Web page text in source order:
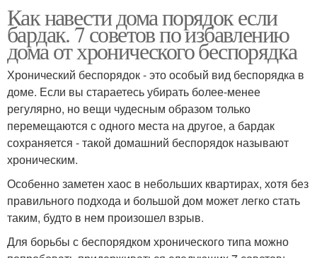
Как навести дома порядок если
бардак. 7 советов по избавлению
дома от хронического беспорядка
Хронический беспорядок - это особый вид беспорядка в
доме. Если вы стараетесь убирать более-менее
регулярно, но вещи чудесным образом только
перемещаются с одного места на другое, а бардак
сохраняется - такой домашний беспорядок называют
хроническим.
Особенно заметен хаос в небольших квартирах, хотя без
правильного подхода и большой дом может легко стать
таким, будто в нем произошел взрыв.
Для борьбы с беспорядком хронического типа можно